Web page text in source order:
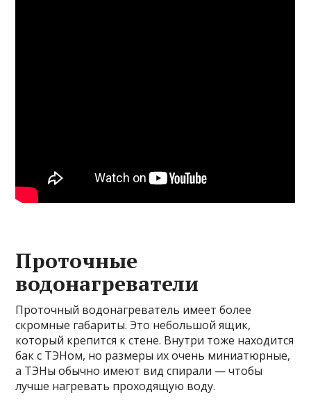
Проточные
водонагреватели
Проточный водонагреватель имеет более
скромные габариты. Это небольшой ящик,
который крепится к стене. Внутри тоже находится
бак с ТЭНом, но размеры их очень миниатюрные,
а ТЭНы обычно имеют вид спирали — чтобы
лучше нагревать проходящую воду.